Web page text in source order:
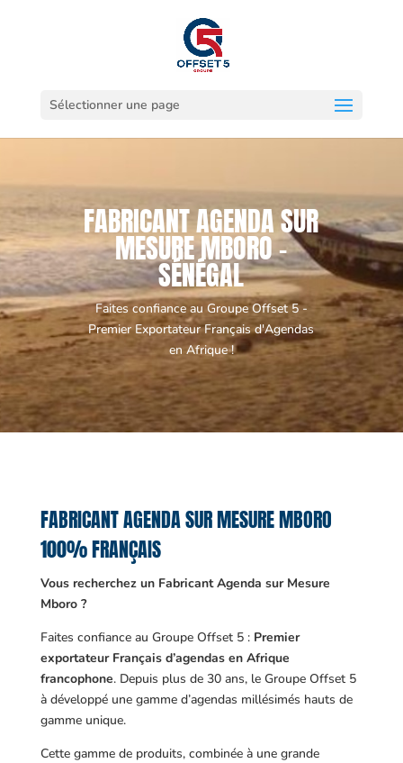
Sélectionner une page
FABRICANT AGENDA SUR
MESURE MBORO -
SÉNÉGAL
Faites confiance au Groupe Offset 5 -
Premier Exportateur Français d'Agendas
en Afrique !
FABRICANT AGENDA SUR MESURE MBORO
100% FRANÇAIS
Vous recherchez un Fabricant Agenda sur Mesure
Mboro ?
Faites confiance au Groupe Offset 5 : Premier
exportateur Français d’agendas en Afrique
francophone. Depuis plus de 30 ans, le Groupe Offset 5
à développé une gamme d’agendas millésimés hauts de
gamme unique.
Cette gamme de produits, combinée à une grande